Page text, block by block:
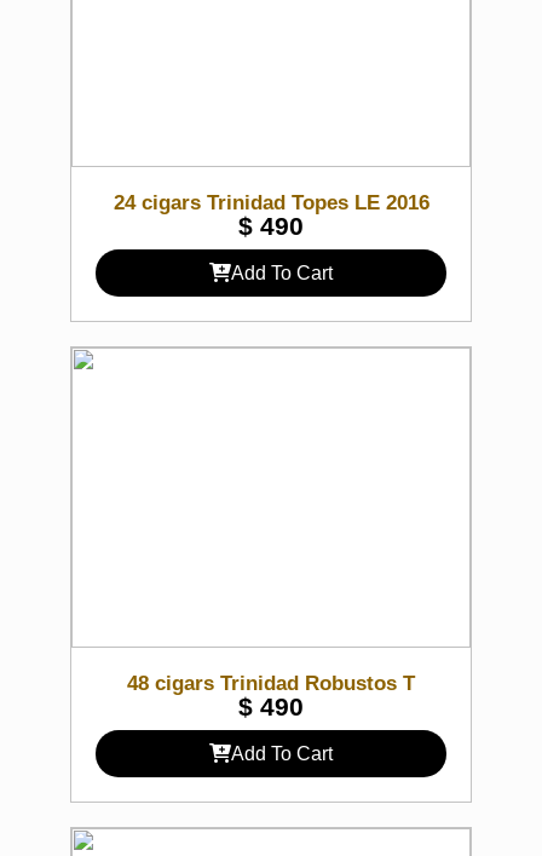
24 cigars Trinidad Topes LE 2016
$ 490
Add To Cart
48 cigars Trinidad Robustos T
$ 490
Add To Cart